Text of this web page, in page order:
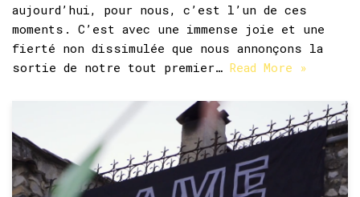
aujourd’hui, pour nous, c’est l’un de ces
moments. C’est avec une immense joie et une
fierté non dissimulée que nous annonçons la
sortie de notre tout premier… Read More »